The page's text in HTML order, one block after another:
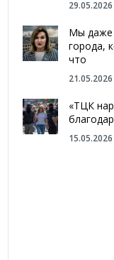
29.05.2026
Мы даже
города,
что
21.05.2026
«ТЦК
15.05.2026